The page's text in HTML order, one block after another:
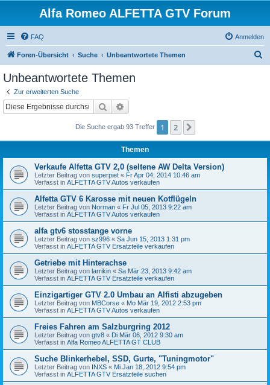
Alfa Romeo ALFETTA GTV Forum
FAQ Anmelden
Foren-Übersicht Suche Unbeantwortete Themen
Unbeantwortete Themen
Zur erweiterten Suche
Suche
Die Suche ergab 93 Treffer 1 2
Themen
Verkaufe Alfetta GTV 2,0 (seltene AW Delta Version)
Letzter Beitrag von superpiet « Fr Apr 04, 2014 10:46 am
Verfasst in ALFETTA GTV Autos verkaufen
Alfetta GTV 6 Karosse mit neuen Kotflügeln
Letzter Beitrag von Norman « Fr Jul 05, 2013 9:22 am
Verfasst in ALFETTA GTV Autos verkaufen
alfa gtv6 stosstange vorne
Letzter Beitrag von sz996 « Sa Jun 15, 2013 1:31 pm
Verfasst in ALFETTA GTV Ersatzteile verkaufen
Getriebe mit Hinterachse
Letzter Beitrag von larrikin « Sa Mär 23, 2013 9:42 am
Verfasst in ALFETTA GTV Ersatzteile verkaufen
Einzigartiger GTV 2.0 Umbau an Alfisti abzugeben
Letzter Beitrag von MBCorse « Mo Mär 19, 2012 2:53 pm
Verfasst in ALFETTA GTV Autos verkaufen
Freies Fahren am Salzburgring 2012
Letzter Beitrag von gtv8 « Di Mär 06, 2012 9:30 am
Verfasst in Alfa Romeo ALFETTA GT CLUB
Suche Blinkerhebel, SSD, Gurte, "Tuningmotor"
Letzter Beitrag von INXS « Mi Jan 18, 2012 9:54 pm
Verfasst in ALFETTA GTV Ersatzteile suchen